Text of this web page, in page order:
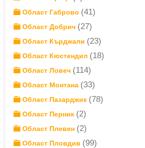
Област Габрово (41)
Област Добрич (27)
Област Кърджали (23)
Област Кюстендил (18)
Област Ловеч (114)
Област Монтана (33)
Област Пазарджик (78)
Област Перник (2)
Област Плевен (2)
Област Пловдив (99)